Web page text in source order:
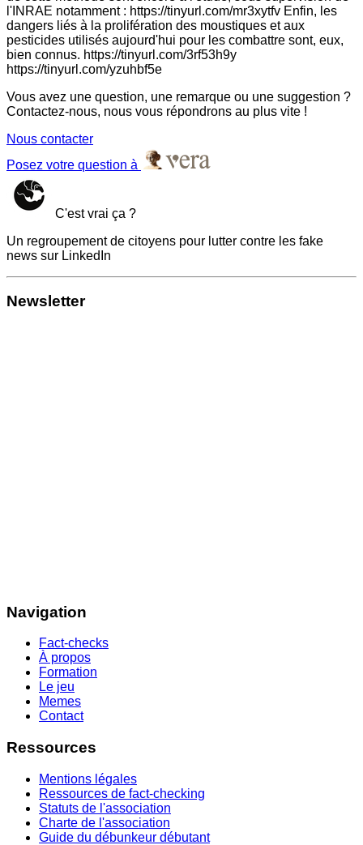
l'INRAE notamment : https://tinyurl.com/mr3xytfv Enfin, les
dangers liés à la prolifération des moustiques et aux
pesticides utilisés aujourd'hui pour les combattre sont, eux,
bien connus. https://tinyurl.com/3rf53h9y
https://tinyurl.com/yzuhbf5e
Vous avez une question, une remarque ou une suggestion ?
Contactez-nous, nous vous répondrons au plus vite !
Nous contacter
Posez votre question à
C'est vrai ça ?
Un regroupement de citoyens pour lutter contre les fake
news sur LinkedIn
Newsletter
Navigation
Fact-checks
À propos
Formation
Le jeu
Memes
Contact
Ressources
Mentions légales
Ressources de fact-checking
Statuts de l'association
Charte de l'association
Guide du débunkeur débutant